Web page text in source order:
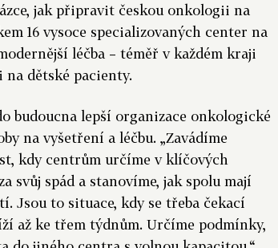
jak připravit českou onkologii na
16 vysoce specializovaných center na
léčba – téměř v každém kraji
na dětské pacienty.
budoucna lepší organizace onkologické
na vyšetření a léčbu. „Zavádíme
kdy centrům určíme v klíčových
svůj spád a stanovíme, jak spolu mají
Jsou to situace, kdy se třeba čekací
až ke třem týdnům. Určíme podmínky,